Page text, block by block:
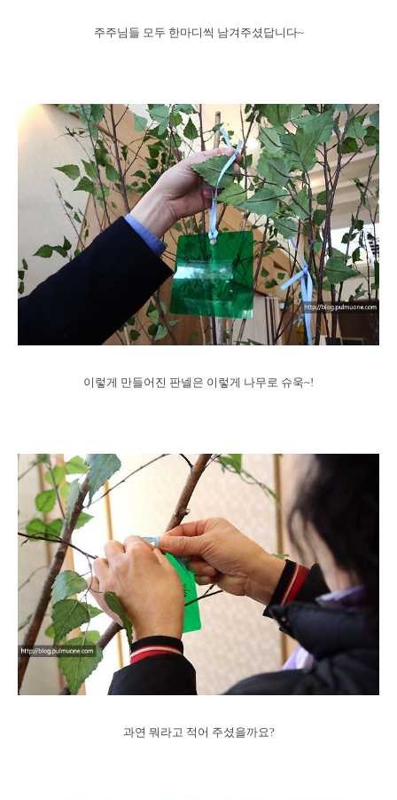
주주님들 모두 한마디씩 남겨주셨답니다~
이렇게 만들어진 판넬은 이렇게 나무로 슈욱~!
과연 뭐라고 적어 주셨을까요?